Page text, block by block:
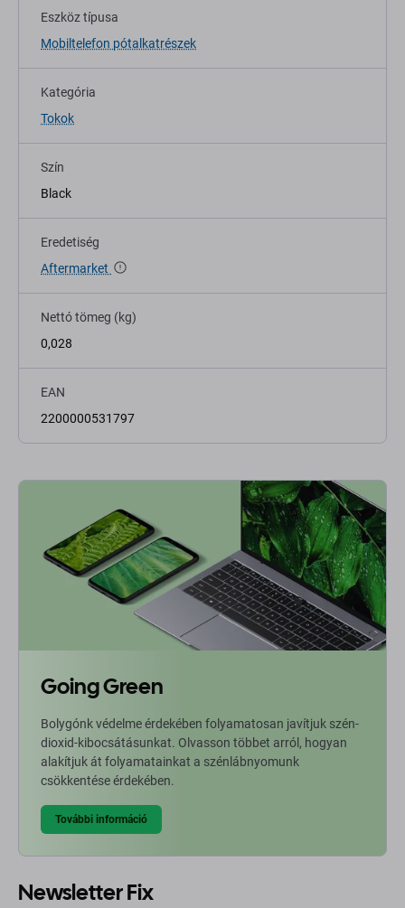
Eszköz típusa
Mobiltelefon pótalkatrészek
Kategória
Tokok
Szín
Black
Eredetiség
Aftermarket
Nettó tömeg (kg)
0,028
EAN
2200000531797
Going Green
Bolygónk védelme érdekében folyamatosan javítjuk szén-
dioxid-kibocsátásunkat. Olvasson többet arról, hogyan
alakítjuk át folyamatainkat a szénlábnyomunk
csökkentése érdekében.
További információ
Newsletter Fix